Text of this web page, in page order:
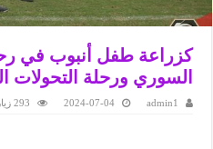
كزراعة طفل أنبوب في
السوري ورحلة التحولات
admin1
2024-07-04 293 زيارة